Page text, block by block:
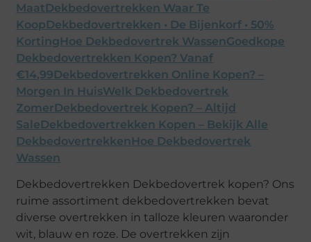
MaatDekbedovertrekken Waar Te
KoopDekbedovertrekken • De Bijenkorf • 50%
KortingHoe Dekbedovertrek WassenGoedkope
Dekbedovertrekken Kopen? Vanaf
€14,99Dekbedovertrekken Online Kopen? –
Morgen In HuisWelk Dekbedovertrek
ZomerDekbedovertrek Kopen? – Altijd
SaleDekbedovertrekken Kopen – Bekijk Alle
DekbedovertrekkenHoe Dekbedovertrek
Wassen
Dekbedovertrekken Dekbedovertrek kopen? Ons
ruime assortiment dekbedovertrekken bevat
diverse overtrekken in talloze kleuren waaronder
wit, blauw en roze. De overtrekken zijn